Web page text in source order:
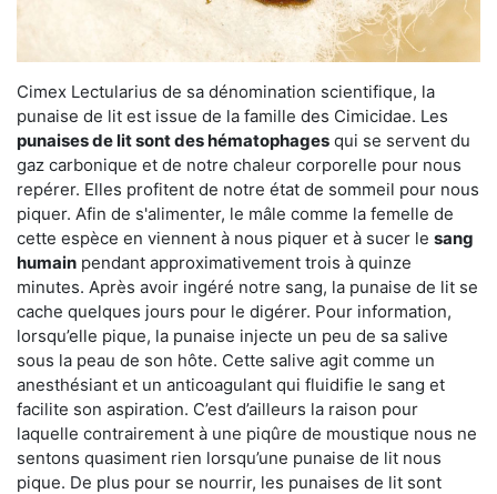
Cimex Lectularius de sa dénomination scientifique, la
punaise de lit est issue de la famille des Cimicidae. Les
punaises de lit sont des hématophages qui se servent du
gaz carbonique et de notre chaleur corporelle pour nous
repérer. Elles profitent de notre état de sommeil pour nous
piquer. Afin de s'alimenter, le mâle comme la femelle de
cette espèce en viennent à nous piquer et à sucer le sang
humain pendant approximativement trois à quinze
minutes. Après avoir ingéré notre sang, la punaise de lit se
cache quelques jours pour le digérer. Pour information,
lorsqu’elle pique, la punaise injecte un peu de sa salive
sous la peau de son hôte. Cette salive agit comme un
anesthésiant et un anticoagulant qui fluidifie le sang et
facilite son aspiration. C’est d’ailleurs la raison pour
laquelle contrairement à une piqûre de moustique nous ne
sentons quasiment rien lorsqu’une punaise de lit nous
pique. De plus pour se nourrir, les punaises de lit sont